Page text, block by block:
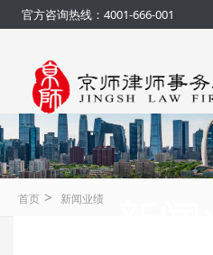
官方咨询热线：4001-666-001
首页 > 新闻业绩